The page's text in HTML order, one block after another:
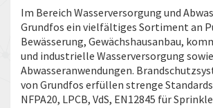
Im Bereich Wasserversorgung und
Grundfos ein vielfältiges Sortiment an
Bewässerung, Gewächshausanbau,
und industrielle Wasserversorgung sowie
Abwasseranwendungen.
von Grundfos erfüllen strenge
NFPA20, LPCB, VdS, EN12845 für